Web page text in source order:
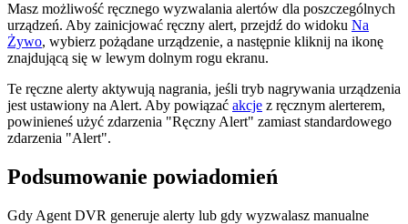
Masz możliwość ręcznego wyzwalania alertów dla poszczególnych
urządzeń. Aby zainicjować ręczny alert, przejdź do widoku Na
Żywo, wybierz pożądane urządzenie, a następnie kliknij na ikonę
znajdującą się w lewym dolnym rogu ekranu.
Te ręczne alerty aktywują nagrania, jeśli tryb nagrywania urządzenia
jest ustawiony na Alert. Aby powiązać akcje z ręcznym alerterem,
powinieneś użyć zdarzenia "Ręczny Alert" zamiast standardowego
zdarzenia "Alert".
Podsumowanie powiadomień
Gdy Agent DVR generuje alerty lub gdy wyzwalasz manualne